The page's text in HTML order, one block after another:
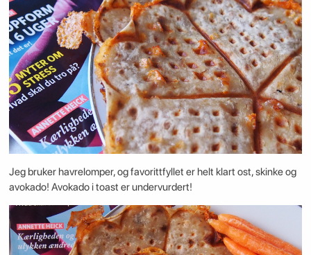
Jeg bruker havrelomper, og favorittfyllet er helt klart ost, skinke og
avokado! Avokado i toast er undervurdert!